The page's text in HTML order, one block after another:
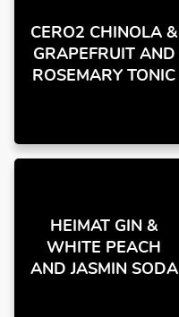
CERO2 CHINOLA &
GRAPEFRUIT AND
ROSEMARY TONIC
HEIMAT GIN &
WHITE PEACH
AND JASMIN SODA